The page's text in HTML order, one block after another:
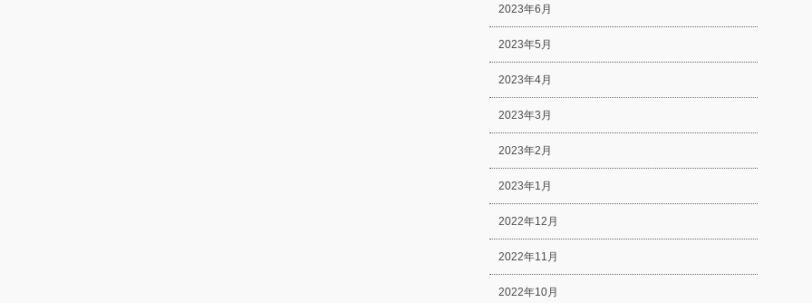
2023年6月
2023年5月
2023年4月
2023年3月
2023年2月
2023年1月
2022年12月
2022年11月
2022年10月